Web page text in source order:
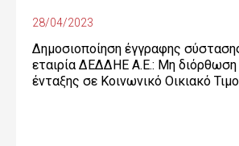
28/04/2023
Δημοσιοποίηση έγγραφης
εταιρία ΔΕΔΔΗΕ Α.Ε.: Μη διόρθωση
ένταξης σε Κοινωνικό Οικιακό